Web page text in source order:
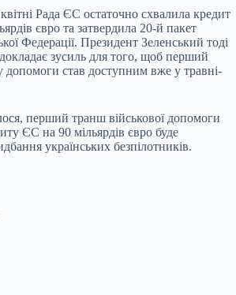
Рада ЄС остаточно схвалила кредит
євро та затвердила 20-й пакет
Федерації. Президент Зеленський тоді
зусиль для того, щоб перший
допомоги став доступним вже у травні-
перший транш військової допомоги
ЄС на 90 мільярдів євро буде
українських безпілотників.